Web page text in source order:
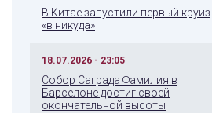
В Китае запустили первый круиз
«в никуда»
18.07.2026 - 23:05
Собор Саграда Фамилия в
Барселоне достиг своей
окончательной высоты